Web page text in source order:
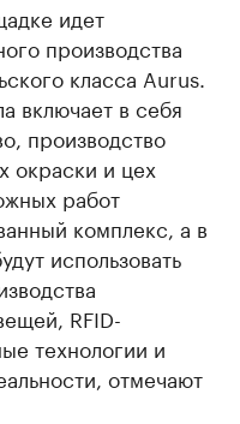
идет
производства
класса Aurus.
включает в себя
производство
окраски и цех
работ
комплекс, а в
использовать
RFID-
технологии и
отмечают